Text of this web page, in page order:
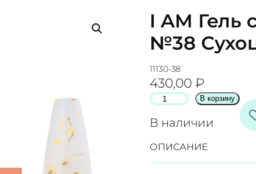
I AM Гель
№38
11130-38
430,00 ₽
В наличии
К
о
и
В корзину
ОПИСАНИЕ